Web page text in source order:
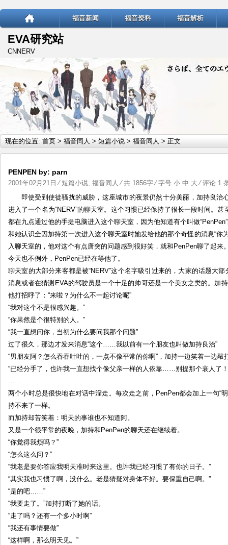
福音新闻 福音资料 福音解析
EVA研究站
CNNERV
现在的位置: 首页 > 福音同人 > 短篇小说 > 福音同人 > 正文
PENPEN by: parn
2001年02月21日 ⁄短篇小说, 福音同人 ⁄ 共 1856字 ⁄ 字号 小 中 大 ⁄评论 1
即使受到使徒骚扰的威胁，这座城市的夜景仍然十分美丽，加持良治
进入了一个名为“NERV”的聊天室。这个习惯已经保持了很长一段时间。
都在九点通过他的手提电脑进入这个聊天室，因为他知道有个叫做
和她认识全因加持第一次进入这个聊天室时她发给他的那个奇怪的消息“你
入聊天室的，他对这个有点唐突的问题感到很好笑，就和PenPen聊了起来
今天也不例外，PenPen已经在等他了。
聊天室的大部分来客都是被“NERV”这个名字吸引过来的，大家的话题大
消息或者在猜测EVA的驾驶员是一个十足的帅哥还是一个美女之类的。加
他打招呼了：“来啦？为什么不一起讨论呢”
“我对这个不是很感兴趣。”
“你果然是个很特别的人。”
“我一直想问你，当初为什么要问我那个问题”
过了很久，那边才发来消息“这个……我以前有一个朋友也叫做加持良治”
“男朋友阿？怎么吞吞吐吐的，一点不像平常的你啊”，加持一边笑着一边敲
“已经分手了，也许我一直想找个像父亲一样的人依靠……别提那个衰人了！
……
两个小时总是很快地在对话中溜走。每次走之前，PenPen都会加上一句“
持不来了一样。
而加持却苦笑着：明天的事谁也不知道阿。
又是一个很平常的夜晚，加持和PenPen的聊天还在继续着。
“你觉得我烦吗？”
“怎么这么问？”
“我老是要你答应我明天准时来这里。也许我已经习惯了有你的日子。”
“其实我也习惯了啊，没什么。老是猜疑对身体不好。要保重自己啊。”
“是的吧……”
“我要走了。”加持打断了她的话。
“走了吗？还有一个多小时啊”
“我还有事情要做”
“这样啊，那么明天见。”